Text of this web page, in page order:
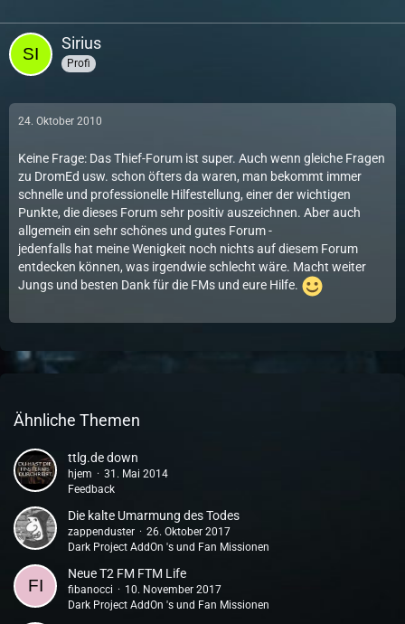
Sirius
Profi
24. Oktober 2010
Keine Frage: Das Thief-Forum ist super. Auch wenn gleiche Fragen
zu DromEd usw. schon öfters da waren, man bekommt immer
schnelle und professionelle Hilfestellung, einer der wichtigen
Punkte, die dieses Forum sehr positiv auszeichnen. Aber auch
allgemein ein sehr schönes und gutes Forum -
jedenfalls hat meine Wenigkeit noch nichts auf diesem Forum
entdecken können, was irgendwie schlecht wäre. Macht weiter
Jungs und besten Dank für die FMs und eure Hilfe.
Ähnliche Themen
ttlg.de down
hjem
31. Mai 2014
Feedback
Die kalte Umarmung des Todes
zappenduster
26. Oktober 2017
Dark Project AddOn 's und Fan Missionen
Neue T2 FM FTM Life
fibanocci
10. November 2017
Dark Project AddOn 's und Fan Missionen